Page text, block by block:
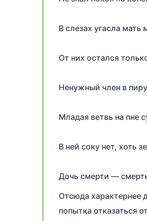
В слезах угасла мать
От них остался
Ненужный член в
Младая ветвь на пне
В ней соку нет, хоть
Дочь смерти —
Отсюда характернее
попытка отказаться